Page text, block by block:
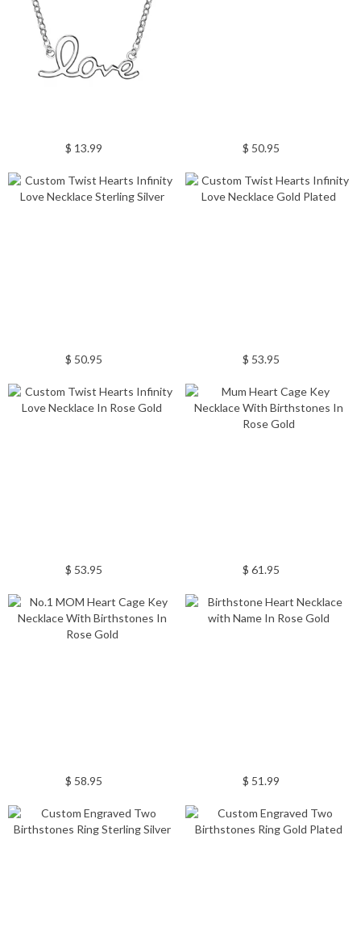
$ 13.99 $ 50.95
$ 50.95 $ 53.95
$ 53.95 $ 61.95
$ 58.95 $ 51.99